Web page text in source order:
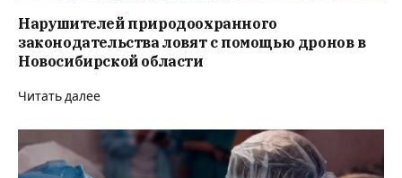
Нарушителей природоохранного
законодательства ловят с помощью дронов в
Новосибирской области
Читать далее